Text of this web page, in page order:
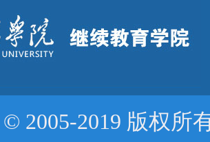
© 2005-2019 版权